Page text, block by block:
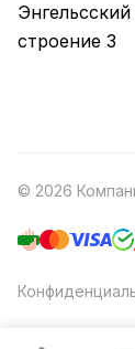
строение 3
© 2026